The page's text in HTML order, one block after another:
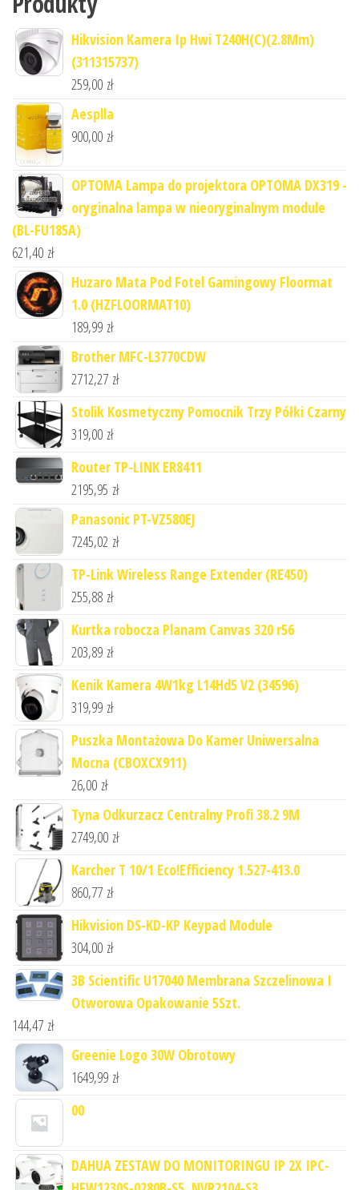
Hikvision Kamera Ip Hwi T240H(C)(2.8Mm)
(311315737)
259,00 zł
Aesplla
900,00 zł
OPTOMA Lampa do projektora OPTOMA DX319 -
oryginalna lampa w nieoryginalnym module
(BL-FU185A)
621,40 zł
Huzaro Mata Pod Fotel Gamingowy Floormat
1.0 (HZFLOORMAT10)
189,99 zł
Brother MFC-L3770CDW
2712,27 zł
Stolik Kosmetyczny Pomocnik Trzy Półki Czarny
319,00 zł
Router TP-LINK ER8411
2195,95 zł
Panasonic PT-VZ580EJ
7245,02 zł
TP-Link Wireless Range Extender (RE450)
255,88 zł
Kurtka robocza Planam Canvas 320 r56
203,89 zł
Kenik Kamera 4W1kg L14Hd5 V2 (34596)
319,99 zł
Puszka Montażowa Do Kamer Uniwersalna
Mocna (CBOXCX911)
26,00 zł
Tyna Odkurzacz Centralny Profi 38.2 9M
2749,00 zł
Karcher T 10/1 Eco!Efficiency 1.527-413.0
860,77 zł
Hikvision DS-KD-KP Keypad Module
304,00 zł
3B Scientific U17040 Membrana Szczelinowa I
Otworowa Opakowanie 5Szt.
144,47 zł
Greenie Logo 30W Obrotowy
1649,99 zł
00
DAHUA ZESTAW DO MONITORINGU IP 2X IPC-